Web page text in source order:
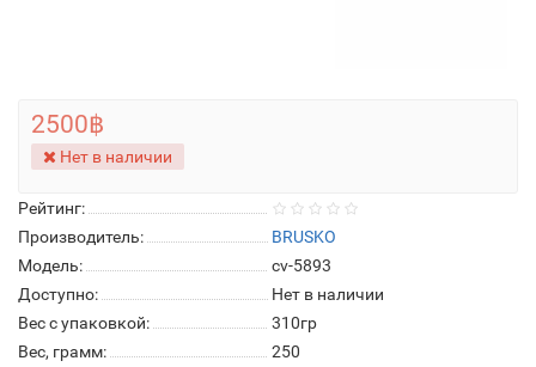
Рейтинг:
Производитель:
BRUSKO
Модель:
cv-5893
Доступно:
Нет в наличии
Вес с упаковкой:
310гр
Вес, грамм:
250
2500฿
Нет в наличии